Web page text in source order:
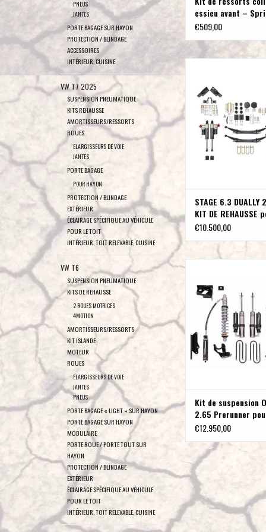
PNEUS
JANTES
PORTE BAGAGE SUR HAYON
PROTECTION / BLINDAGE
ACCESSOIRES
INTÉRIEUR, CUISINE
VW T7 2025
SUSPENSION PNEUMATIQUE
KITS REHAUSSE
AMORTISSEURS/RESSORTS
ROUES
ELARGISSEURS DE VOIE
JANTES
PORTE BAGAGE
POUR HAYON
PROTECTION / BLINDAGE
EXTÉRIEUR
ÉCLAIRAGE SPÉCIFIQUE AU VÉHICULE
POUR LE TOIT
INTÉRIEUR, TOIT RELEVABLE, CUISINE
VW T6
SUSPENSION PNEUMATIQUE
KITS DE REHAUSSE
2 ROUES MOTRICES
4MOTION
AMORTISSEURS/RESSORTS
KIT ISLANDE
MOTEUR
ROUES
ELARGISSEURS DE VOIE
JANTES
PNEUS
PORTE BAGAGE « LIGHT » SUR HAYON
PORTE BAGAGE SUR HAYON
MODULAIRE
PORTE ROUE / PORTE TOUT SUR
HAYON
PROTECTION / BLINDAGE
EXTÉRIEUR
ÉCLAIRAGE SPÉCIFIQUE AU VÉHICULE
POUR LE TOIT
INTÉRIEUR, TOIT RELEVABLE, CUISINE
essieu avant –
& 907
€509,00
/2023+ (Roues
COMPASS
AJOUTER AU
STAGE 6.3 DUALLY
KIT DE REHAUSSE
SPRINTER AWD /
COMPASS
€10.500,00
906/907 4x4 , réglable
(AR) avec rehausse de
0 à 50 mm, par
AJOUTER AU
Kit de suspension
2.65 Prerunner
Mercedes Sprinter
(AR) avec rehausse
carrosserie de 0 à
par 4x4proyect
€12.950,00